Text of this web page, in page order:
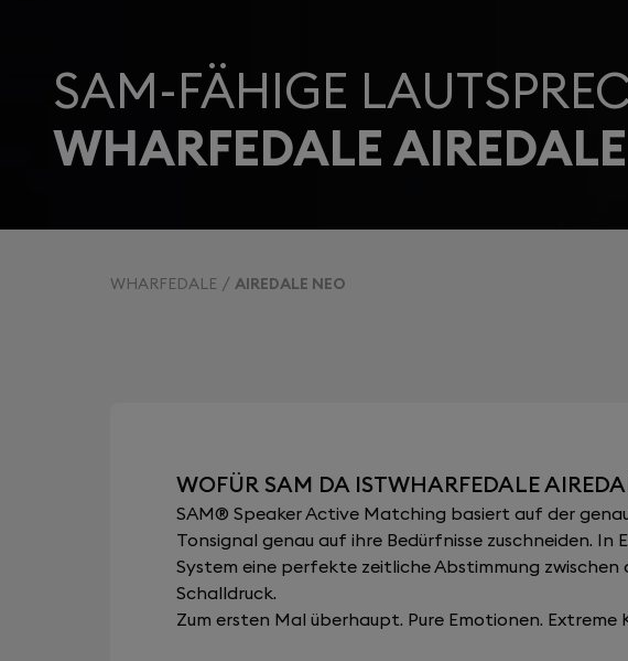
SAM-FÄHIGE
WHARFEDALE
WHARFEDALE AIREDALE NEO
WOFÜR SAM DA ISTWHARFEDALE
SAM® Speaker Active Matching basiert auf der
Tonsignal genau auf ihre Bedürfnisse zuschneiden.
System eine perfekte zeitliche Abstimmung
Schalldruck.
Zum ersten Mal überhaupt. Pure Emotionen.